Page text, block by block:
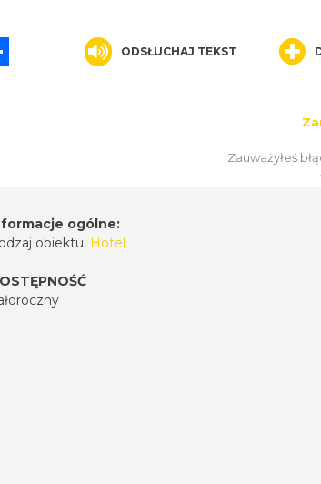
ODSŁUCHAJ TEKST
Zauważyłeś
ogólne:
obiektu: Hotel